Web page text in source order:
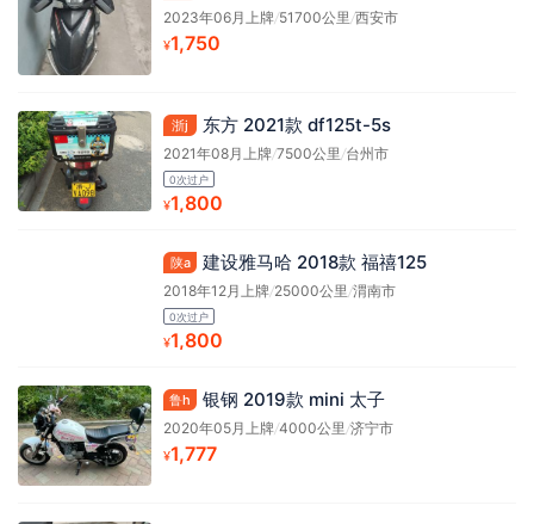
2023年06月上牌/51700公里 /西安市
¥1,750
浙j 东方 2021款 df125t-5s
2021年08月上牌/7500公里 /台州市
0次过户
¥1,800
陕a 建设雅马哈 2018款 福禧125
2018年12月上牌/25000公里 /渭南市
0次过户
¥1,800
鲁h 银钢 2019款 mini 太子
2020年05月上牌/4000公里 /济宁市
¥1,777